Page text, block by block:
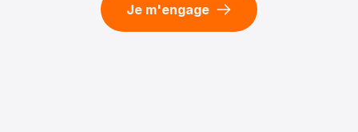
Je m'engage